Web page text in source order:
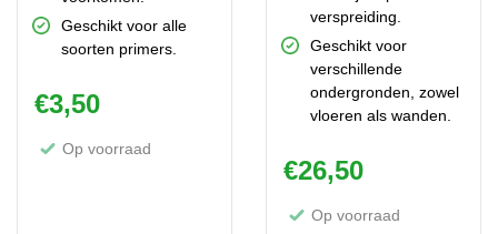
Geschikt voor alle
soorten primers.
€3,50
Op voorraad
verspreiding.
Geschikt voor
verschillende
ondergronden, zowel
vloeren als wanden.
€26,50
Op voorraad